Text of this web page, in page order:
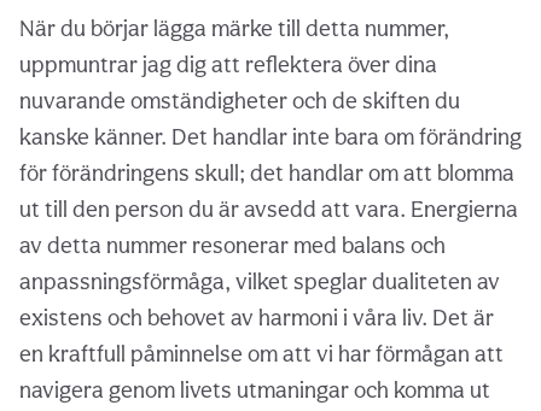
När du börjar lägga märke till detta nummer,
uppmuntrar jag dig att reflektera över dina
nuvarande omständigheter och de skiften du
kanske känner. Det handlar inte bara om förändring
för förändringens skull; det handlar om att blomma
ut till den person du är avsedd att vara. Energierna
av detta nummer resonerar med balans och
anpassningsförmåga, vilket speglar dualiteten av
existens och behovet av harmoni i våra liv. Det är
en kraftfull påminnelse om att vi har förmågan att
navigera genom livets utmaningar och komma ut